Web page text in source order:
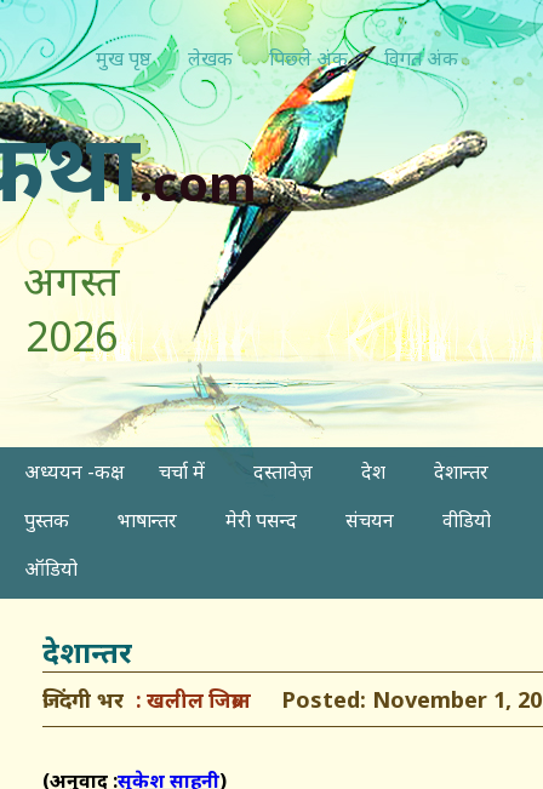
मुख पृष्ठ लेखक पिछ्ले अंक विगत अंक
.com
अगस्त
2026
अध्ययन -कक्ष चर्चा में दस्तावेज़ देश
देशान्तर
पुस्तक
भाषान्तर मेरी पसन्द संचयन
वीडियो
ऑडियो
देशान्तर
जिंदगी भर खलील जिब्रान Posted: November 1,
(अनुवाद :सुकेश साहनी)